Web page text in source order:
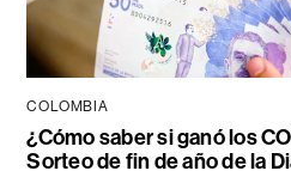
COLOMBIA
¿Cómo saber si ganó los
Sorteo de fin de año de la